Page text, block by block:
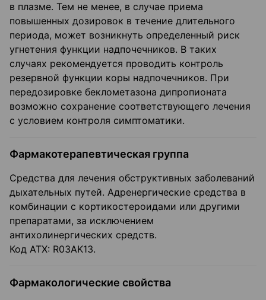
в плазме. Тем не менее, в случае приема
повышенных дозировок в течение длительного
периода, может возникнуть определенный риск
угнетения функции надпочечников. В таких
случаях рекомендуется проводить контроль
резервной функции коры надпочечников. При
передозировке беклометазона дипропионата
возможно сохранение соответствующего лечения
с условием контроля симптоматики.
Фармакотерапевтическая группа
Средства для лечения обструктивных заболеваний
дыхательных путей. Адренергические средства в
комбинации с кортикостероидами или другими
препаратами, за исключением
антихолинергических средств.
Код ATX: R03AK13.
Фармакологические свойства